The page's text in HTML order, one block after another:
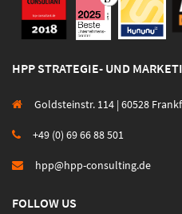
HPP STRATEGIE- UND
Goldsteinstr. 114 | 60528
+49 (0) 69 66 88 501
hpp@hpp-consulting.de
FOLLOW US